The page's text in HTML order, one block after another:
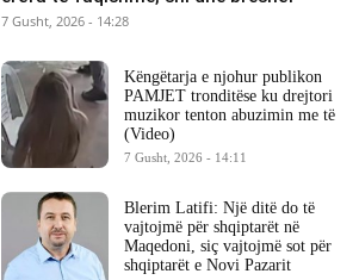
7 Gusht, 2026 - 14:28
Këngëtarja e njohur publikon
PAMJET tronditëse ku drejtori
muzikor tenton abuzimin me të
(Video)
7 Gusht, 2026 - 14:11
Blerim Latifi: Një ditë do të
vajtojmë për shqiptarët në
Maqedoni, siç vajtojmë sot për
shqiptarët e Novi Pazarit